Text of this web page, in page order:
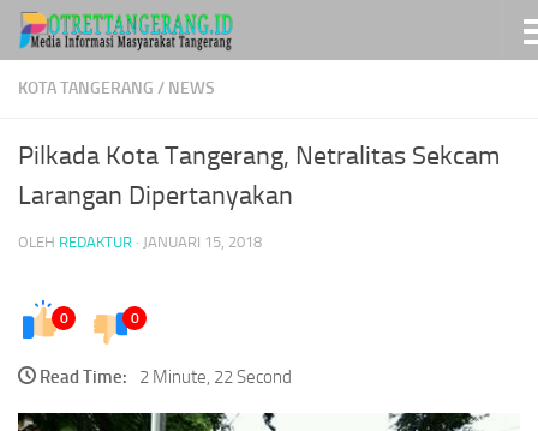
Skip to content
KOTA TANGERANG / NEWS
Pilkada Kota Tangerang, Netralitas Sekcam
Larangan Dipertanyakan
OLEH REDAKTUR · JANUARI 15, 2018
0 0
Read Time: 2 Minute, 22 Second